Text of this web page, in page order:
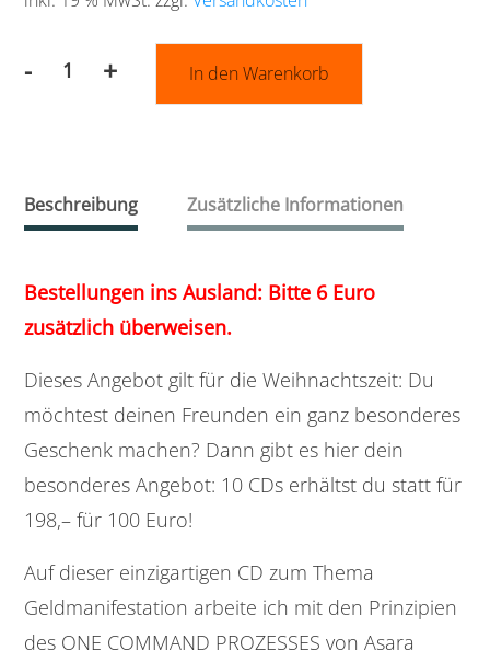
war:
198,00 €
100,00 €.
-Angebot:
Menge
+ In den Warenkorb
Beschreibung Zusätzliche Informationen
Bestellungen ins Ausland: Bitte 6 Euro
zusätzlich überweisen.
Dieses Angebot gilt für die Weihnachtszeit: Du
möchtest deinen Freunden ein ganz besonderes
Geschenk machen? Dann gibt es hier dein
besonderes Angebot: 10 CDs erhältst du statt für
198,– für 100 Euro!
Auf dieser einzigartigen CD zum Thema
Geldmanifestation arbeite ich mit den Prinzipien
des ONE COMMAND PROZESSES von Asara